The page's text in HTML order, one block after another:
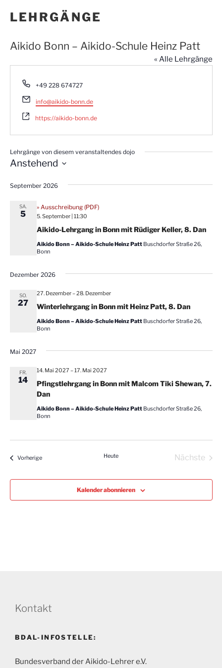
LEHRGÄNGE
Aikido Bonn – Aikido-Schule Heinz Patt
« Alle Lehrgänge
l
f
+49 228 674727
E
m
a
l
info@aikido-bonn.de
https://aikido-bonn.de
Lehrgänge von diesem veranstaltendes dojo
Anstehend
a
l
September 2026
SA.
5 5. September | 11:30
Aikido-Lehrgang in Bonn mit Rüdiger Keller, 8. Dan
Aikido Bonn – Aikido-Schule Heinz Patt Buschdorfer Straße 26,
Bonn
» Ausschreibung (PDF)
Dezember 2026
SO.
27
27. Dezember–28. Dezember
Winterlehrgang in Bonn mit Heinz Patt, 8. Dan
Aikido Bonn – Aikido-Schule Heinz Patt Buschdorfer Straße 26,
Bonn
Mai 2027
FR.
14
14. Mai 2027 –17. Mai 2027
Pfingstlehrgang in Bonn mit Malcom Tiki Shewan, 7.
Dan
Aikido Bonn – Aikido-Schule Heinz Patt Buschdorfer Straße 26,
Bonn
VorherigeLehrgänge Heute
Nächste
Kalender abonnieren
Kontakt
BDAL-INFOSTELLE:
Bundesverband der Aikido-Lehrer e.V.